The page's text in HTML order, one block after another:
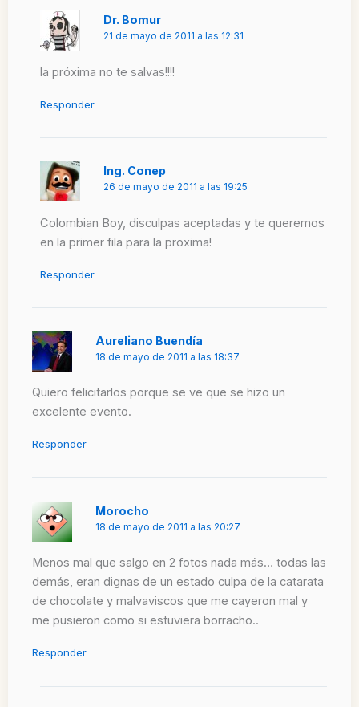
Dr. Bomur
21 de mayo de 2011 a las 12:31
la próxima no te salvas!!!!
Responder
Ing. Conep
26 de mayo de 2011 a las 19:25
Colombian Boy, disculpas aceptadas y te queremos
en la primer fila para la proxima!
Responder
Aureliano Buendía
18 de mayo de 2011 a las 18:37
Quiero felicitarlos porque se ve que se hizo un
excelente evento.
Responder
Morocho
18 de mayo de 2011 a las 20:27
Menos mal que salgo en 2 fotos nada más… todas las
demás, eran dignas de un estado culpa de la catarata
de chocolate y malvaviscos que me cayeron mal y
me pusieron como si estuviera borracho..
Responder